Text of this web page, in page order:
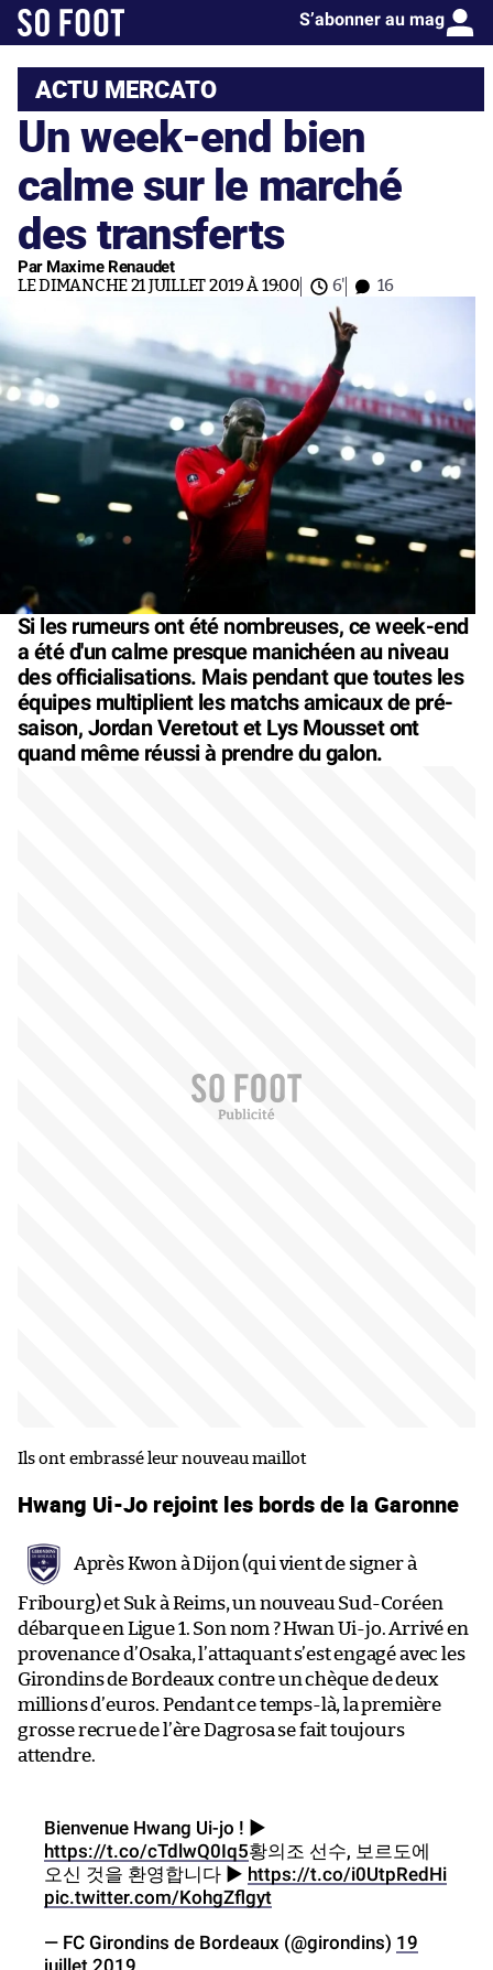
S’abonner au mag
ACTU MERCATO
Un week-end bien
calme sur le marché
des transferts
Par Maxime Renaudet
LE DIMANCHE 21 JUILLET 2019 À 19:00 6' 16
Si les rumeurs ont été nombreuses, ce week-end
a été d'un calme presque manichéen au niveau
des officialisations. Mais pendant que toutes les
équipes multiplient les matchs amicaux de pré-
saison, Jordan Veretout et Lys Mousset ont
quand même réussi à prendre du galon.
Ils ont embrassé leur nouveau maillot
Hwang Ui-Jo rejoint les bords de la Garonne
Après Kwon à Dijon (qui vient de signer à
Fribourg) et Suk à Reims, un nouveau Sud-Coréen
débarque en Ligue 1. Son nom ? Hwan Ui-jo. Arrivé en
provenance d’Osaka, l’attaquant s’est engagé avec les
Girondins de Bordeaux contre un chèque de deux
millions d’euros. Pendant ce temps-là, la première
grosse recrue de l’ère Dagrosa se fait toujours
attendre.
Bienvenue Hwang Ui-jo ! ▶
https://t.co/cTdlwQ0Iq5황의조 선수, 보르도에
오신 것을 환영합니다 ▶ https://t.co/i0UtpRedHi
pic.twitter.com/KohgZflgyt
— FC Girondins de Bordeaux (@girondins) 19
juillet 2019